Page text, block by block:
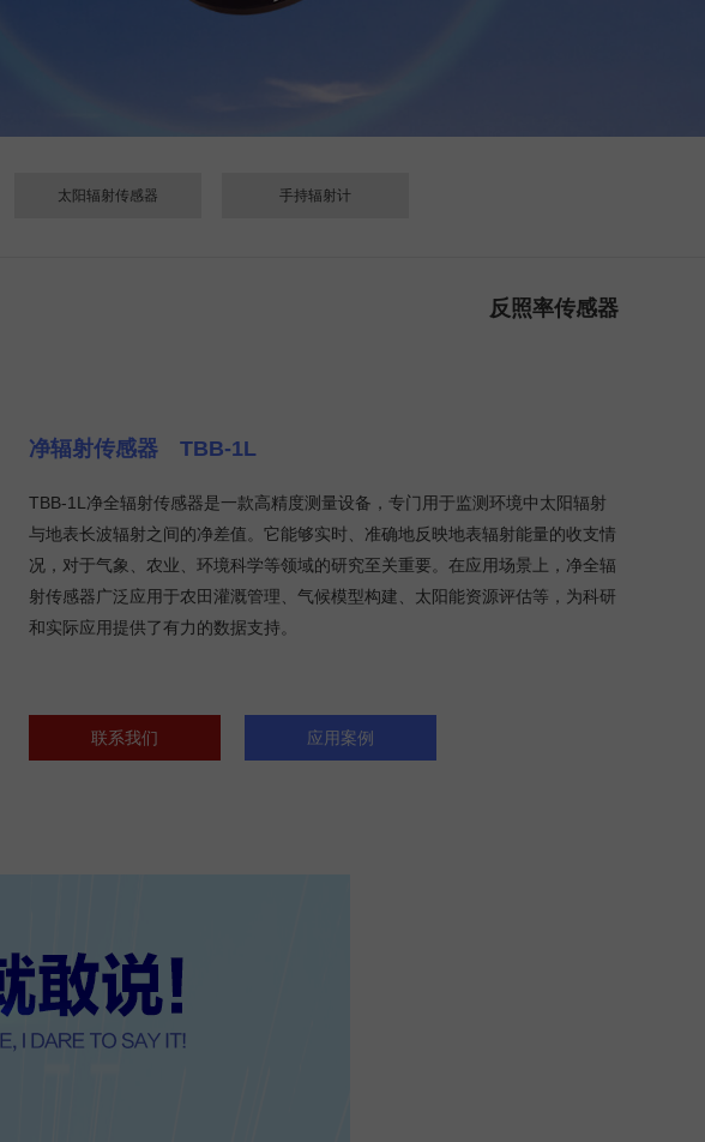
太阳辐射传感器 手持辐射计
反照率传感器
净辐射传感器 TBB-1L
TBB-1L净全辐射传感器是一款高精度测量设备，专门用于监测环境中太阳辐射
与地表长波辐射之间的净差值。它能够实时、准确地反映地表辐射能量的收支情
况，对于气象、农业、环境科学等领域的研究至关重要。在应用场景上，净全辐
射传感器广泛应用于农田灌溉管理、气候模型构建、太阳能资源评估等，为科研
和实际应用提供了有力的数据支持。
联系我们 应用案例